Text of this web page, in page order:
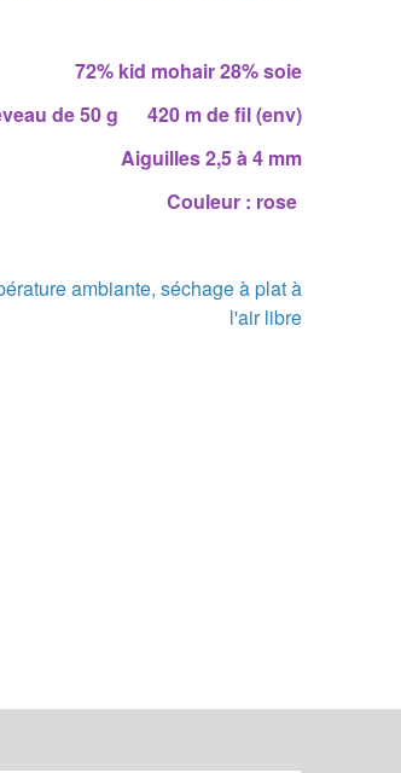
72% kid mohair 28% soie
de 50 g 420 m de fil (env)
Aiguilles 2,5 à 4 mm
Couleur : rose
ambiante, séchage à plat à
l'air libre